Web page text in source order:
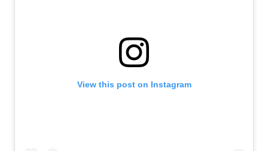
View this post on Instagram